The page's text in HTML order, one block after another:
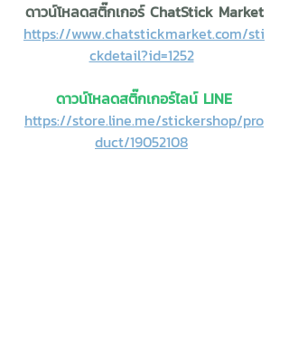
ดาวน์โหลดสติ๊กเกอร์ ChatStick Market
https://www.chatstickmarket.com/sti
ckdetail?id=1252
ดาวน์โหลดสติ๊กเกอร์ไลน์ LINE
https://store.line.me/stickershop/pro
duct/19052108